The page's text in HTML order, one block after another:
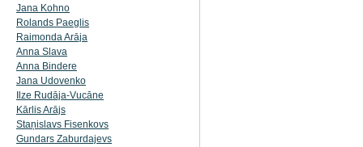
Jana Kohno
Rolands Paeglis
Raimonda Arāja
Anna Slava
Anna Bindere
Jana Udovenko
Ilze Rudāja-Vucāne
Kārlis Arājs
Staņislavs Fisenkovs
Gundars Zaburdajevs